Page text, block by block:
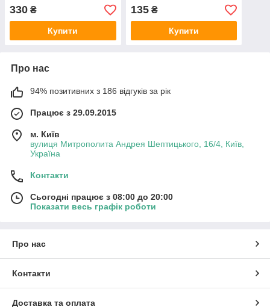
330 ₴
Купити
135₴
Купити
Про нас
94% позитивних з 186 відгуків за рік
Працює з 29.09.2015
м. Київ
вулиця Митрополита Андрея Шептицького, 16/4, Київ,
Україна
Контакти
Сьогодні працює з 08:00 до 20:00
Показати весь графік роботи
Про нас
Контакти
Доставка та оплата